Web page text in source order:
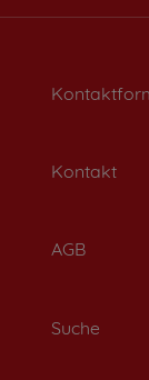
Kontakt
AGB
Suche